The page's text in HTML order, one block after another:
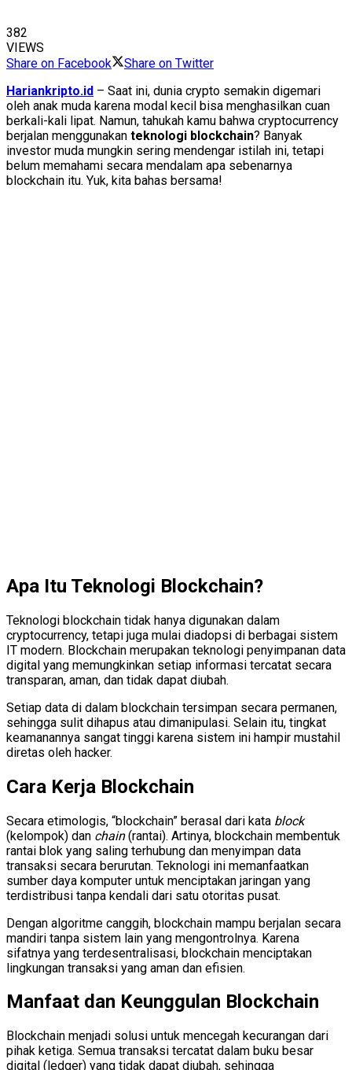
382
VIEWS
Share on Facebook
Share on Twitter
Hariankripto.id – Saat ini, dunia crypto semakin digemari
oleh anak muda karena modal kecil bisa menghasilkan cuan
berkali-kali lipat. Namun, tahukah kamu bahwa cryptocurrency
berjalan menggunakan teknologi blockchain? Banyak
investor muda mungkin sering mendengar istilah ini, tetapi
belum memahami secara mendalam apa sebenarnya
blockchain itu. Yuk, kita bahas bersama!
Apa Itu Teknologi Blockchain?
Teknologi blockchain tidak hanya digunakan dalam
cryptocurrency, tetapi juga mulai diadopsi di berbagai sistem
IT modern. Blockchain merupakan teknologi penyimpanan data
digital yang memungkinkan setiap informasi tercatat secara
transparan, aman, dan tidak dapat diubah.
Setiap data di dalam blockchain tersimpan secara permanen,
sehingga sulit dihapus atau dimanipulasi. Selain itu, tingkat
keamanannya sangat tinggi karena sistem ini hampir mustahil
diretas oleh hacker.
Cara Kerja Blockchain
Secara etimologis, “blockchain” berasal dari kata block
(kelompok) dan chain(rantai). Artinya, blockchain membentuk
rantai blok yang saling terhubung dan menyimpan data
transaksi secara berurutan. Teknologi ini memanfaatkan
sumber daya komputer untuk menciptakan jaringan yang
terdistribusi tanpa kendali dari satu otoritas pusat.
Dengan algoritme canggih, blockchain mampu berjalan secara
mandiri tanpa sistem lain yang mengontrolnya. Karena
sifatnya yang terdesentralisasi, blockchain menciptakan
lingkungan transaksi yang aman dan efisien.
Manfaat dan Keunggulan Blockchain
Blockchain menjadi solusi untuk mencegah kecurangan dari
pihak ketiga. Semua transaksi tercatat dalam buku besar
digital (ledger) yang tidak dapat diubah, sehingga